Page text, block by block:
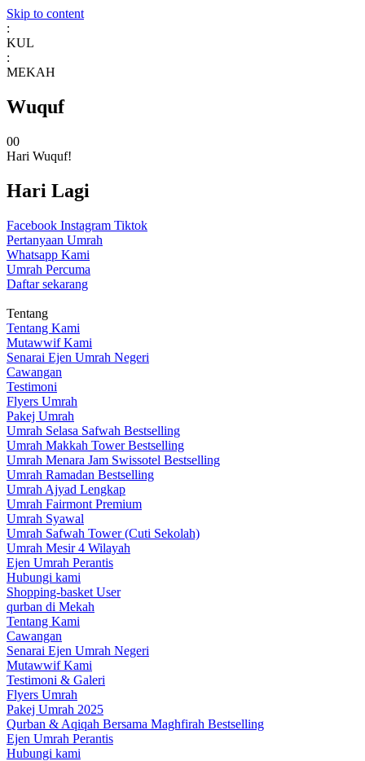
Skip to content
:
KUL
:
MEKAH
Wuquf
00
Hari Wuquf!
Hari Lagi
Facebook Instagram Tiktok
Pertanyaan Umrah
Whatsapp Kami
Umrah Percuma
Daftar sekarang
Tentang
Tentang Kami
Mutawwif Kami
Senarai Ejen Umrah Negeri
Cawangan
Testimoni
Flyers Umrah
Pakej Umrah
Umrah Selasa Safwah Bestselling
Umrah Makkah TowerBestselling
Umrah Menara Jam Swissotel Bestselling
Umrah Ramadan Bestselling
Umrah Ajyad Lengkap
Umrah Fairmont Premium
Umrah Syawal
Umrah Safwah Tower (Cuti Sekolah)
Umrah Mesir 4 Wilayah
Ejen Umrah Perantis
Hubungi kami
Shopping-basket User
qurban di Mekah
Tentang Kami
Cawangan
Senarai Ejen Umrah Negeri
Mutawwif Kami
Testimoni & Galeri
Flyers Umrah
Pakej Umrah 2025
Qurban & Aqiqah Bersama Maghfirah Bestselling
Ejen Umrah Perantis
Hubungi kami